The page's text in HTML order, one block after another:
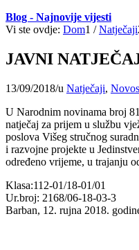
Blog - Najnovije vijesti
Vi ste ovdje: Dom1 / Natječaji
JAVNI
13/09/2018/u Natječaji,
U Narodnim novinama broj
natječaj za prijem u službu
poslova Višeg stručnog
i razvojne projekte u
određeno vrijeme, u trajanju
Klasa:112-01/18-01/01
Ur.broj: 2168/06-18-03-3
Barban, 12. rujna 2018.